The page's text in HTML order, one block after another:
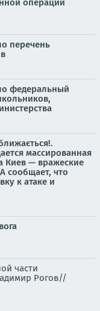
операции
перечень
федеральный
массированная
Киев — вражеские
сообщает, что
к атаке и
части
Рогов//